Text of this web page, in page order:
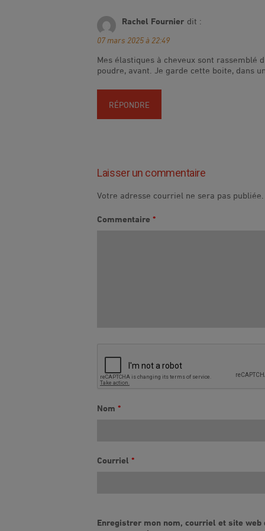
Rachel Fournier dit :
07 mars 2025 à 22:49
Mes élastiques à cheveux sont rassemblé
poudre, avant. Je garde cette boite, dans
RÉPONDRE
Laisser un commentaire
Votre adresse courriel ne sera pas publiée.
Commentaire*
Nom*
Courriel*
Enregistrer mon nom, courriel et site